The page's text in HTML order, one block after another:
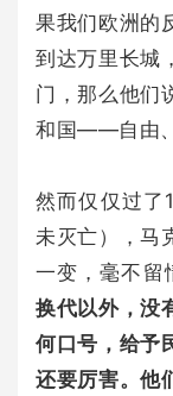
果我们欧洲的
到达万里长城
门，那么他们
和国——自由
然而仅仅过了
未灭亡），马
一变，毫不留
换代以外，没
何口号，给予
还要厉害。他